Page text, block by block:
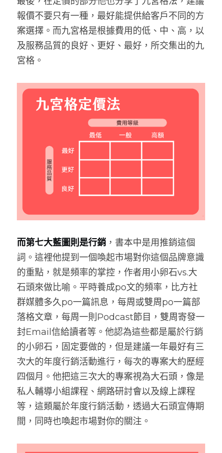
報價不要只有一種，最好能提供給客戶不同的方
案選擇。而九宮格是根據費用的低、中、高，以
及服務品質的良好、更好、最好，所交集出的九
宮格。
而第七大藍圖則是行銷 ，書本中是用推銷這個
詞。這裡他提到一個喚起市場對你這個品牌意識
的重點，就是頻率的掌控，作者用小卵石vs.大
石頭來做比喻。平時養成po文的頻率，比方社
群媒體多久po一篇訊息，每周或雙周po一篇部
落格文章，每周一則Podcast節目，雙周寄發一
封Email信給讀者等。他認為這些都是屬於行銷
的小卵石，固定要做的，但是建議一年最好有三
次大的年度行銷活動進行，每次的專案大約歷經
四個月。他把這三次大的專案視為大石頭，像是
私人輔導小組課程、網路研討會以及線上課程
等，這類屬於年度行銷活動，透過大石頭宣傳期
間，同時也喚起市場對你的關注。